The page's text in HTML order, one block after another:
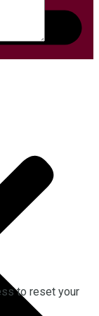
to reset your